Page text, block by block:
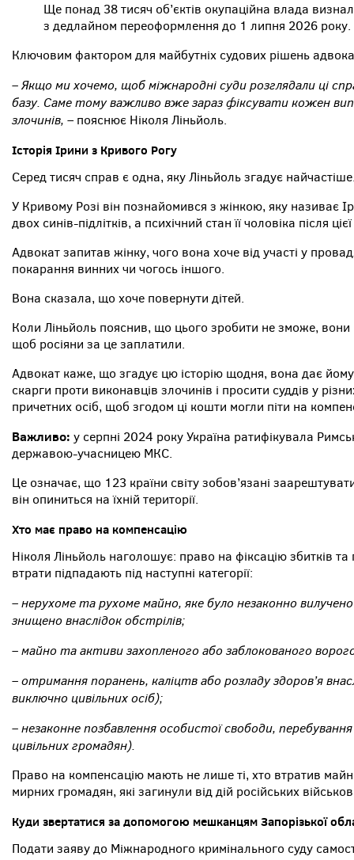
Ще понад 38 тисяч об’єктів окупаційна влада
з дедлайном переоформлення до 1 липня 2026 року.
Ключовим фактором для майбутніх судових рішень
– Якщо ми хочемо, щоб міжнародні суди розглядали ці
базу. Саме тому важливо вже зараз фіксувати кожен
злочинів, – пояснює Ніколя Ліньйоль.
Історія Ірини з Кривого Рогу
Серед тисяч справ є одна, яку Ліньйоль згадує
У Кривому Розі він познайомився з жінкою, яку називає
двох синів-підлітків, а психічний стан її чоловіка після
Адвокат запитав жінку, чого вона хоче від участі у
покарання винних чи чогось іншого.
Вона сказала, що хоче повернути дітей.
Коли Ліньйоль пояснив, що цього зробити не зможе,
щоб росіяни за це заплатили.
Адвокат каже, що згадує цю історію щодня, вона дає
скарги проти виконавців злочинів і просити суддів у
причетних осіб, щоб згодом ці кошти могли піти на
Важливо: у серпні 2024 року Україна ратифікувала
державою-учасницею МКС.
Це означає, що 123 країни світу зобов’язані
він опиниться на їхній території.
Хто має право на компенсацію
Ніколя Ліньйоль наголошує: право на фіксацію збитків
втрати підпадають під наступні категорії:
– нерухоме та рухоме майно, яке було незаконно
знищено внаслідок обстрілів;
– майно та активи захопленого або заблокованого
– отримання поранень, каліцтв або розладу здоров’я
виключно цивільних осіб);
– незаконне позбавлення особистої свободи,
цивільних громадян).
Право на компенсацію мають не лише ті, хто втратив
мирних громадян, які загинули від дій російських
Куди звертатися за допомогою мешканцям Запорізької
Подати заяву до Міжнародного кримінального суду